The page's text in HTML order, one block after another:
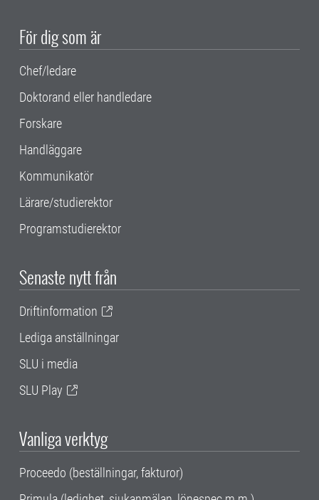
För dig som är
Chef/ledare
Doktorand eller handledare
Forskare
Handläggare
Kommunikatör
Lärare/studierektor
Programstudierektor
Senaste nytt från
Driftinformation
Lediga anställningar
SLU i media
SLU Play
Vanliga verktyg
Proceedo (beställningar, fakturor)